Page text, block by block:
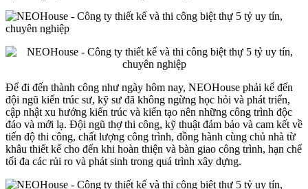
Để đi đến thành công như ngày hôm nay, NEOHouse phải kể đến
đội ngũ kiến trúc sư, kỹ sư đã không ngừng học hỏi và phát triển,
cập nhật xu hướng kiến trúc và kiến tạo nên những công trình độc
đáo và mới lạ. Đội ngũ thợ thi công, kỹ thuật đảm bảo và cam kết về
tiến độ thi công, chất lượng công trình, đồng hành cùng chủ nhà từ
khâu thiết kế cho đến khi hoàn thiện và bàn giao công trình, hạn chế
tối đa các rủi ro và phát sinh trong quá trình xây dựng.